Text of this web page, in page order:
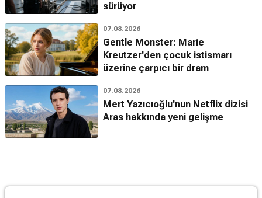
sürüyor
07.08.2026
Gentle Monster: Marie
Kreutzer'den çocuk istismarı
üzerine çarpıcı bir dram
07.08.2026
Mert Yazıcıoğlu'nun Netflix dizisi
Aras hakkında yeni gelişme